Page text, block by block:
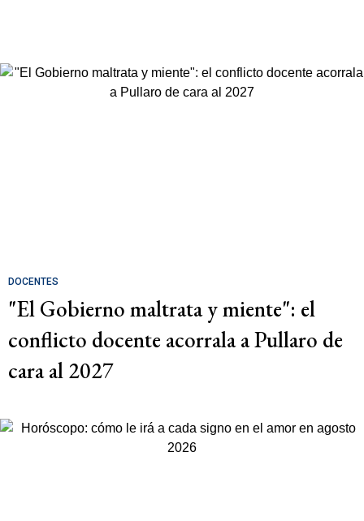
DOCENTES
"El Gobierno maltrata y miente": el
conflicto docente acorrala a Pullaro de
cara al 2027